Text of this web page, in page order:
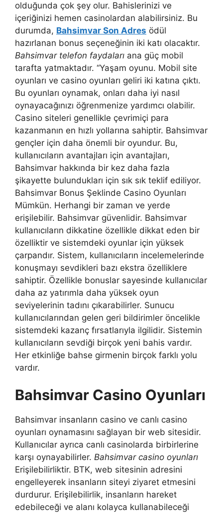
olduğunda çok şey olur. Bahislerinizi ve
içeriğinizi hemen casinolardan alabilirsiniz. Bu
durumda, Bahsimvar Son Adres ödül
hazırlanan bonus seçeneğinin iki katı olacaktır.
Bahsimvar telefon faydaları ana güç mobil
tarafta yatmaktadır. “Yaşam oyunu. Mobil site
oyunları ve casino oyunları geliri iki katına çıktı.
Bu oyunları oynamak, onları daha iyi nasıl
oynayacağınızı öğrenmenize yardımcı olabilir.
Casino siteleri genellikle çevrimiçi para
kazanmanın en hızlı yollarına sahiptir. Bahsimvar
gençler için daha önemli bir oyundur. Bu,
kullanıcıların avantajları için avantajları,
Bahsimvar hakkında bir kez daha fazla
şikayette bulundukları için sık sık teklif ediliyor.
Bahsimvar Bonus Şeklinde Casino Oyunları
Mümkün. Herhangi bir zaman ve yerde
erişilebilir. Bahsimvar güvenlidir. Bahsimvar
kullanıcıların dikkatine özellikle dikkat eden bir
özelliktir ve sistemdeki oyunlar için yüksek
çarpandır. Sistem, kullanıcıların incelemelerinde
konuşmayı sevdikleri bazı ekstra özelliklere
sahiptir. Özellikle bonuslar sayesinde kullanıcılar
daha az yatırımla daha yüksek oyun
seviyelerinin tadını çıkarabilirler. Sunucu
kullanıcılarından gelen geri bildirimler öncelikle
sistemdeki kazanç fırsatlarıyla ilgilidir. Sistemin
kullanıcıların sevdiği birçok yeni bahis vardır.
Her etkinliğe bahse girmenin birçok farklı yolu
vardır.
Bahsimvar Casino Oyunları
Bahsimvar insanların casino ve canlı casino
oyunları oynamasını sağlayan bir web sitesidir.
Kullanıcılar ayrıca canlı casinolarda birbirlerine
karşı oynayabilirler. Bahsimvar casino oyunları
Erişilebilirliktir. BTK, web sitesinin adresini
engelleyerek insanların siteyi ziyaret etmesini
durdurur. Erişilebilirlik, insanların hareket
edebileceği ve alanı kolayca kullanabileceği